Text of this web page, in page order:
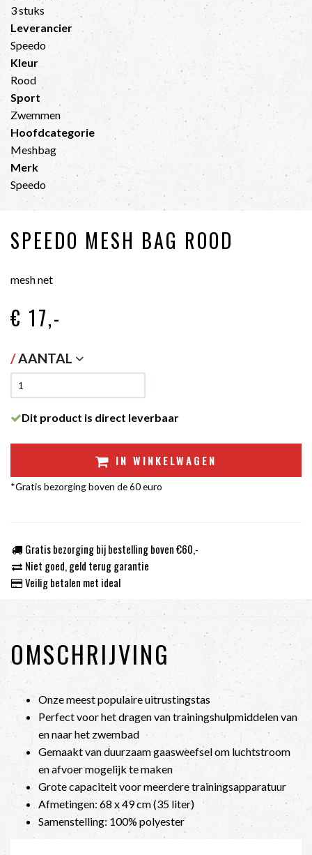
3 stuks
Leverancier
Speedo
Kleur
Rood
Sport
Zwemmen
Hoofdcategorie
Meshbag
Merk
Speedo
SPEEDO MESH BAG ROOD
mesh net
€ 17,-
/AANTAL
Dit product is direct leverbaar
IN WINKELWAGEN
*Gratis bezorging boven de 60 euro
Gratis bezorging bij bestelling boven €60,-
Niet goed, geld terug garantie
Veilig betalen met ideal
OMSCHRIJVING
Onze meest populaire uitrustingstas
Perfect voor het dragen van trainingshulpmiddelen van
en naar het zwembad
Gemaakt van duurzaam gaasweefsel om luchtstroom
en afvoer mogelijk te maken
Grote capaciteit voor meerdere trainingsapparatuur
Afmetingen: 68 x 49 cm (35 liter)
Samenstelling: 100% polyester